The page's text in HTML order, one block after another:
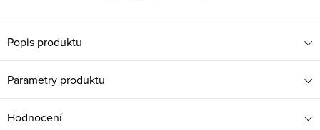
Popis produktu
Parametry produktu
Hodnocení